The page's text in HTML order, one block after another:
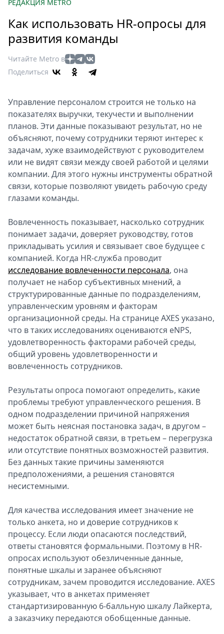
Мир
Здоровье
Еда
Туризм
Театр
Кино
Афиша
Книги
Выставки
Пресс-
релизы
О
Стримы
Спецпроекты
Звезды
Выборы
2026
Скачай
Metro
РЕДАКЦИЯ METRO
Как использовать HR-опросы для
развития команды
Читайте Metro в
Поделиться
Управление персоналом строится не только на
показателях выручки, текучести и выполнении
планов. Эти данные показывают результат, но не
объясняют, почему сотрудники теряют интерес к
задачам, хуже взаимодействуют с руководителем
или не видят связи между своей работой и целями
компании. Для этого нужны инструменты обратной
связи, которые позволяют увидеть рабочую среду
глазами команды.
Вовлеченность показывает, насколько сотрудник
понимает задачи, доверяет руководству, готов
прикладывать усилия и связывает свое будущее с
компанией. Когда HR-служба проводит
исследование вовлеченности персонала, она
получает не набор субъективных мнений, а
структурированные данные по подразделениям,
управленческим уровням и факторам
организационной среды. На странице AXES указано,
что в таких исследованиях оцениваются eNPS,
удовлетворенность факторами рабочей среды,
общий уровень удовлетворенности и
вовлеченность сотрудников.
Результаты опроса помогают определить, какие
проблемы требуют управленческого решения. В
одном подразделении причиной напряжения
может быть неясная постановка задач, в другом –
недостаток обратной связи, в третьем – перегрузка
или отсутствие понятных возможностей развития.
Без данных такие причины заменяются
предположениями, а решения становятся
несистемными.
Для качества исследования имеет значение не
только анкета, но и доверие сотрудников к
процессу. Если люди опасаются последствий,
ответы становятся формальными. Поэтому в HR-
опросах используют обезличенные данные,
понятные шкалы и заранее объясняют
сотрудникам, зачем проводится исследование. AXES
указывает, что в анкетах применяет
стандартизированную 6-балльную шкалу Лайкерта,
а заказчику передаются обобщенные данные.